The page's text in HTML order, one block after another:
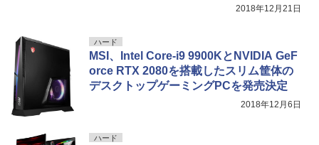
2018年12月21日
ハード
MSI、Intel Core-i9 9900KとNVIDIA GeF
orce RTX 2080を搭載したスリム筐体の
デスクトップゲーミングPCを発売決定
2018年12月6日
ハード